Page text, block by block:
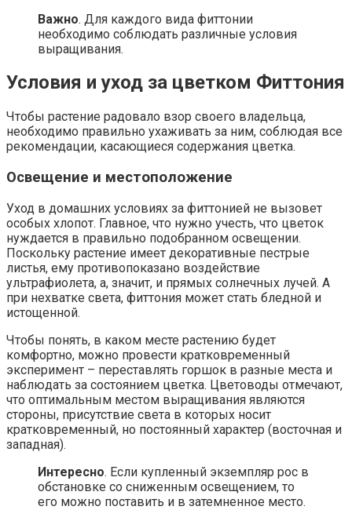
Важно. Для каждого вида фиттонии
необходимо соблюдать различные условия
выращивания.
Условия и уход за цветком Фиттония
Чтобы растение радовало взор своего владельца,
необходимо правильно ухаживать за ним, соблюдая все
рекомендации, касающиеся содержания цветка.
Освещение и местоположение
Уход в домашних условиях за фиттонией не вызовет
особых хлопот. Главное, что нужно учесть, что цветок
нуждается в правильно подобранном освещении.
Поскольку растение имеет декоративные пестрые
листья, ему противопоказано воздействие
ультрафиолета, а, значит, и прямых солнечных лучей. А
при нехватке света, фиттония может стать бледной и
истощенной.
Чтобы понять, в каком месте растению будет
комфортно, можно провести кратковременный
эксперимент – переставлять горшок в разные места и
наблюдать за состоянием цветка. Цветоводы отмечают,
что оптимальным местом выращивания являются
стороны, присутствие света в которых носит
кратковременный, но постоянный характер (восточная и
западная).
Интересно. Если купленный экземпляр рос в
обстановке со сниженным освещением, то
его можно поставить и в затемненное место.